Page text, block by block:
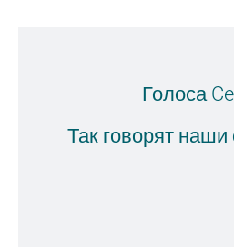
Голоса
Так говорят наши